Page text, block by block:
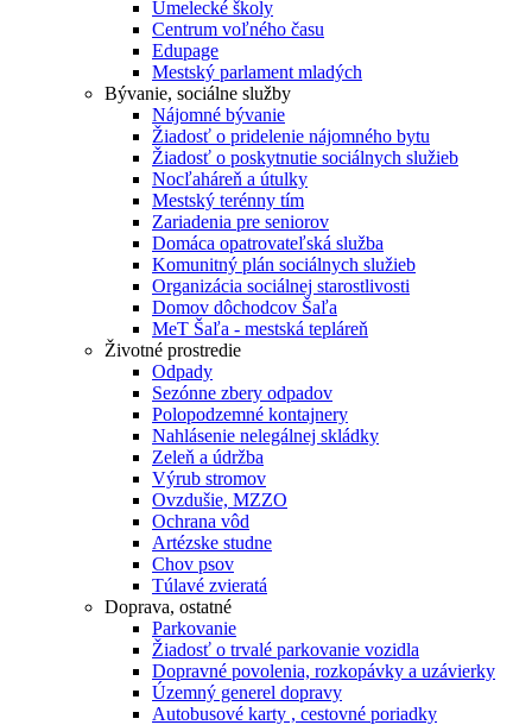
Umelecké školy
Centrum voľného času
Edupage
Mestský parlament mladých
Bývanie, sociálne služby
Nájomné bývanie
Žiadosť o pridelenie nájomného bytu
Žiadosť o poskytnutie sociálnych služieb
Nocľaháreň a útulky
Mestský terénny tím
Zariadenia pre seniorov
Domáca opatrovateľská služba
Komunitný plán sociálnych služieb
Organizácia sociálnej starostlivosti
Domov dôchodcov Šaľa
MeT Šaľa - mestská tepláreň
Životné prostredie
Odpady
Sezónne zbery odpadov
Polopodzemné kontajnery
Nahlásenie nelegálnej skládky
Zeleň a údržba
Výrub stromov
Ovzdušie, MZZO
Ochrana vôd
Artézske studne
Chov psov
Túlavé zvieratá
Doprava, ostatné
Parkovanie
Žiadosť o trvalé parkovanie vozidla
Dopravné povolenia, rozkopávky a uzávierky
Územný generel dopravy
Autobusové karty , cestovné poriadky